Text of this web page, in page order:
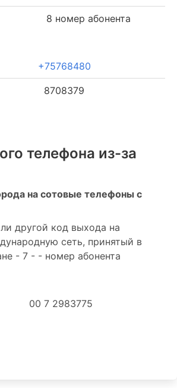
8 номер абонента
+75768480
8708379
телефона из-за
на сотовые телефоны с
другой код выхода на
сеть, принятый в
- 7 - - номер абонента
00 7 2983775